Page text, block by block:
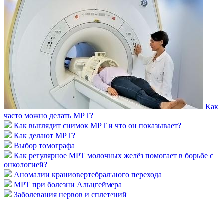
Как
часто можно делать МРТ?
Как выглядит снимок МРТ и что он показывает?
Как делают МРТ?
Выбор томографа
Как регулярное МРТ молочных желёз помогает в борьбе с
онкологией?
Аномалии краниовертебрального перехода
МРТ при болезни Альцгеймера
Заболевания нервов и сплетений